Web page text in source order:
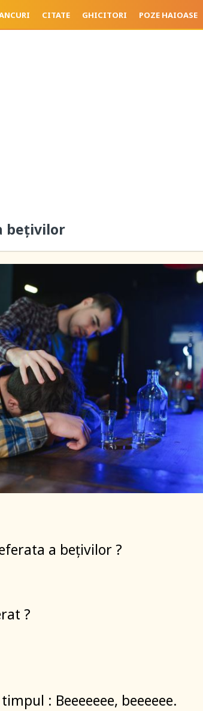
CITATE GHICITORI POZE HAIOASE
bețivilor
a bețivilor ?
?
: Beeeeeee, beeeeee.